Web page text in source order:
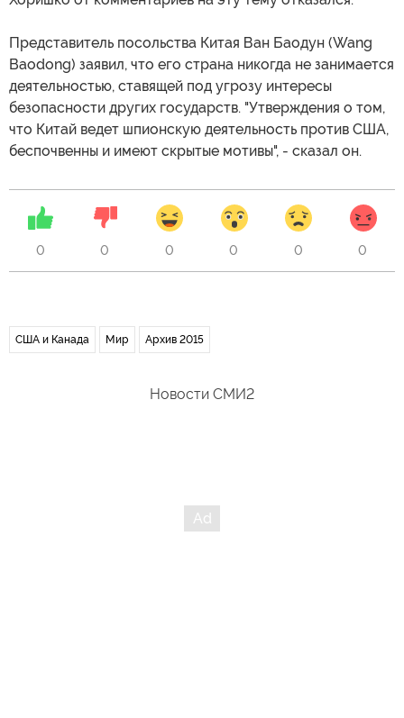
Представитель посольства Китая Ван Баодун (Wang
Baodong) заявил, что его страна никогда не занимается
деятельностью, ставящей под угрозу интересы
безопасности других государств. "Утверждения о том,
что Китай ведет шпионскую деятельность против США,
беспочвенны и имеют скрытые мотивы", - сказал он.
0 0 0 0 0 0
США и Канада Мир Архив 2015
Новости СМИ2